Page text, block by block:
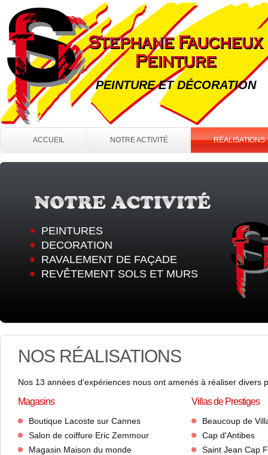
PEINTURE ET DÉCORATION
ACCUEIL NOTRE ACTIVITÉ RÉALISATIONS
PEINTURES
DECORATION
RAVALEMENT DE FAÇADE
REVÊTEMENT SOLS ET MURS
NOS RÉALISATIONS
Nos 13 années d'expériences nous ont amenés à réaliser divers
Magasins
Boutique Lacoste sur Cannes
Salon de coiffure Eric Zemmour
Magasin Maison du monde
Villas de Prestiges
Beaucoup de
Cap d'Antibes
Saint Jean Cap